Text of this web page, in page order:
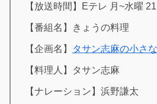
【放送時間】Eテレ 月~水曜
【番組名】きょうの料理
【企画名】 タサン志麻の小さ
【料理人】タサン志麻
【ナレーション】浜野謙太